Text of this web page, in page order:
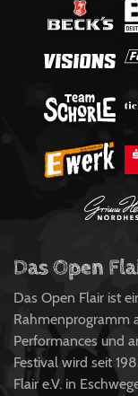
Das Open
Das Open Flair ist
Rahmenprogramm
Performances und
Festival wird seit
Flair e.V. in